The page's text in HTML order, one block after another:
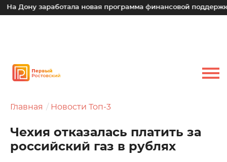
Дону заработала новая программа финансовой поддержки
Главная Новости Топ-3
Чехия отказалась платить за
российский газ в рублях